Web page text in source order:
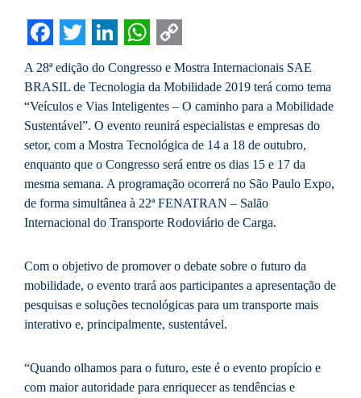
Facebook
Twitter
LinkedIn
WhatsApp
Copy
Link
A 28ª edição do Congresso e Mostra Internacionais SAE
BRASIL de Tecnologia da Mobilidade 2019 terá como tema
“Veículos e Vias Inteligentes – O caminho para a Mobilidade
Sustentável”. O evento reunirá especialistas e empresas do
setor, com a Mostra Tecnológica de 14 a 18 de outubro,
enquanto que o Congresso será entre os dias 15 e 17 da
mesma semana. A programação ocorrerá no São Paulo Expo,
de forma simultânea à 22ª FENATRAN – Salão
Internacional do Transporte Rodoviário de Carga.
Com o objetivo de promover o debate sobre o futuro da
mobilidade, o evento trará aos participantes a apresentação de
pesquisas e soluções tecnológicas para um transporte mais
interativo e, principalmente, sustentável.
“Quando olhamos para o futuro, este é o evento propício e
com maior autoridade para enriquecer as tendências e